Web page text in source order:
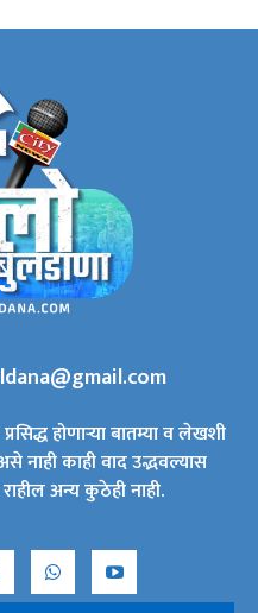
होणाऱ्या बातम्या व लेखशी
काही वाद उद्भवल्यास
अन्य कुठेही नाही.